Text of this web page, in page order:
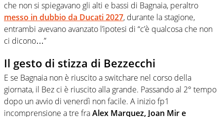
che non si spiegavano gli alti e bassi di Bagnaia, peraltro
messo in dubbio da Ducati 2027, durante la stagione,
entrambi avevano avanzato l’ipotesi di “c’è qualcosa che non
ci dicono…”
Il gesto di stizza di Bezzecchi
E se Bagnaia non è riuscito a switchare nel corso della
giornata, il Bez ci è riuscito alla grande. Passando al 2° tempo
dopo un avvio di venerdì non facile. A inizio fp1
incomprensione a tre fraAlex Marquez, Joan Mir e